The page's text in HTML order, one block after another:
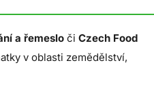
a řemeslo či Czech Food
v oblasti zemědělství,